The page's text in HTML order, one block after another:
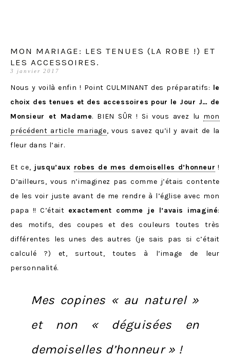
MON MARIAGE: LES TENUES (LA ROBE !) ET
LES ACCESSOIRES.
3 janvier 2017
Nous y voilà enfin ! Point CULMINANT des préparatifs: le
choix des tenues et des accessoires pour le Jour J… de
Monsieur et Madame. BIEN SÛR ! Si vous avez lu mon
précédent article mariage, vous savez qu’il y avait de la
fleur dans l’air.
Et ce, jusqu’aux robes de mes demoiselles d’honneur !
D’ailleurs, vous n’imaginez pas comme j’étais contente
de les voir juste avant de me rendre à l’église avec mon
papa !! C’était exactement comme je l’avais imaginé:
des motifs, des coupes et des couleurs toutes très
différentes les unes des autres (je sais pas si c’était
calculé ?) et, surtout, toutes à l’image de leur
personnalité.
Mes copines « au naturel »
et non « déguisées en
demoiselles d’honneur » !